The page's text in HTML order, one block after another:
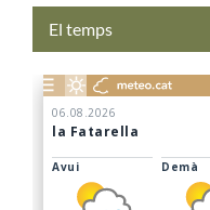
El temps